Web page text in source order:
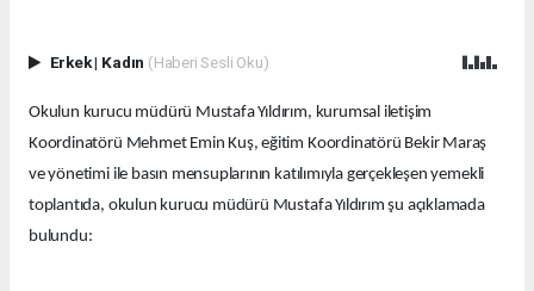
Erkek| Kadın (Haberi Sesli Oku)
Okulun kurucu müdürü Mustafa Yıldırım, kurumsal iletişim
Koordinatörü Mehmet Emin Kuş, eğitim Koordinatörü Bekir Maraş
ve yönetimi ile basın mensuplarının katılımıyla gerçekleşen yemekli
toplantıda, okulun kurucu müdürü Mustafa Yıldırım şu açıklamada
bulundu: